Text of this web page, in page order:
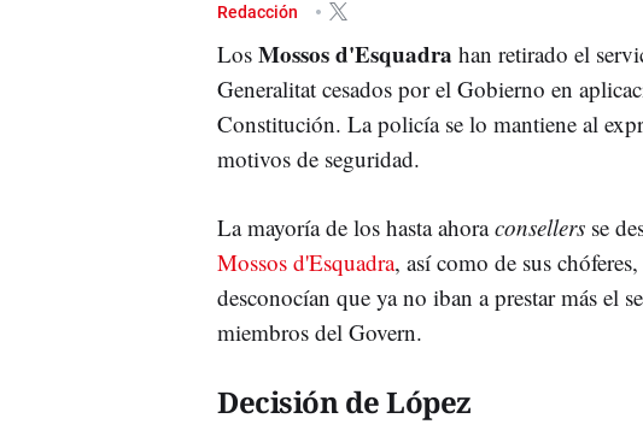
Redacción
Los Mossos d'Esquadra han retirado el
Generalitat cesados por el Gobierno en
Constitución. La policía se lo mantiene al
motivos de seguridad.
La mayoría de los hasta ahoraconsellers se
Mossos d'Esquadra, así como de sus
desconocían que ya no iban a prestar más el
miembros del Govern.
Decisión de López